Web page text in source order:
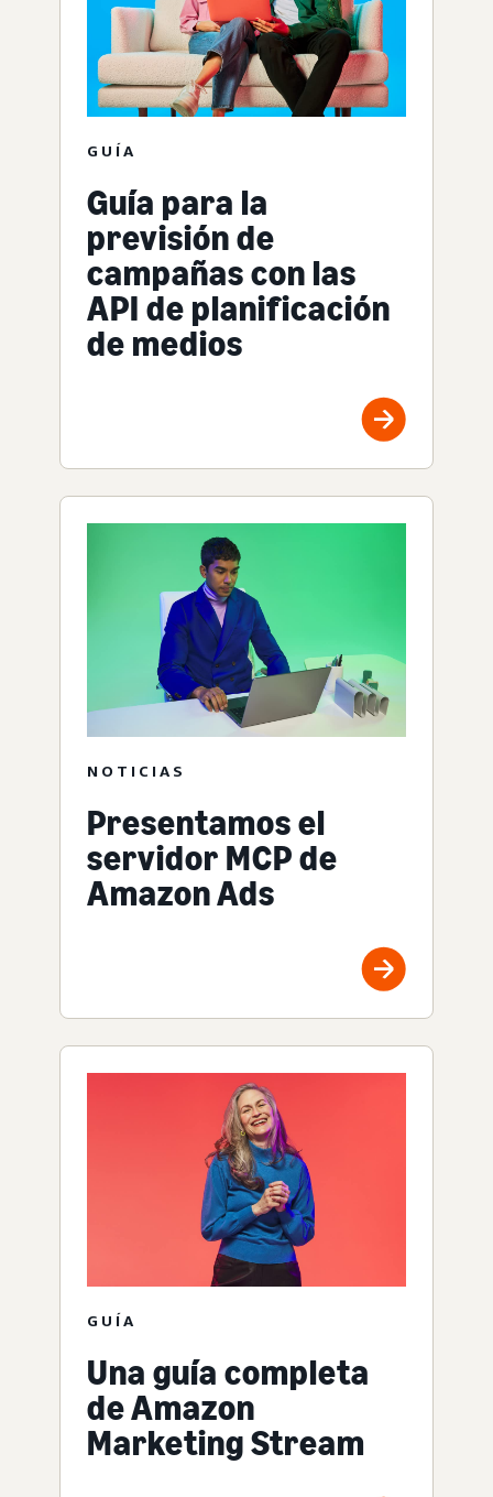
GUÍA
Guía para la
previsión de
campañas con las
API de planificación
de medios
NOTICIAS
Presentamos el
servidor MCP de
Amazon Ads
GUÍA
Una guía completa
de Amazon
Marketing Stream